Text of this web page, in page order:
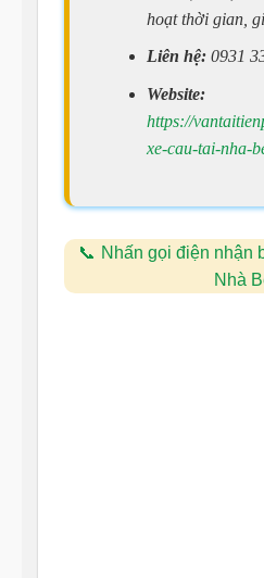
hoạt thời gian,
Liên hệ:0931
Website:
https://
xe-cau-tai-nha-
Nhấn gọi điện nhận
Nhà